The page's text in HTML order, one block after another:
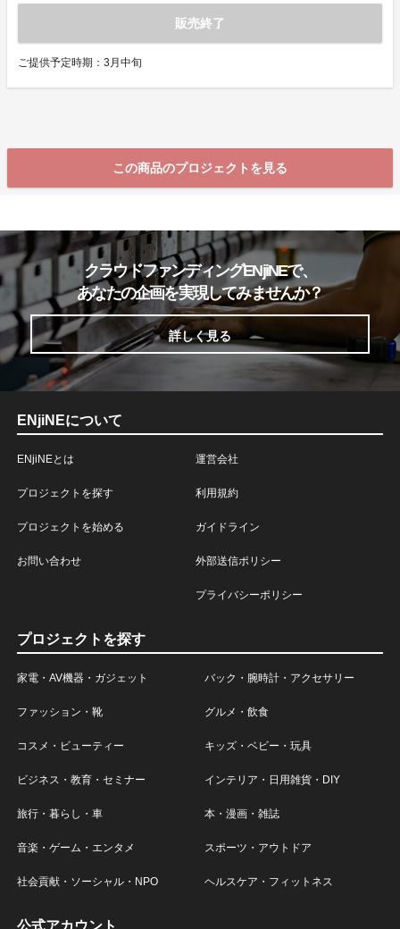
販売終了
ご提供予定時期：3月中旬
この商品のプロジェクトを見る
クラウドファンディングENjiNEで、
あなたの企画を実現してみませんか？
詳しく見る
ENjiNEについて
ENjiNEとは
プロジェクトを探す
プロジェクトを始める
お問い合わせ
運営会社
利用規約
ガイドライン
外部送信ポリシー
プライバシーポリシー
プロジェクトを探す
家電・AV機器・ガジェット バック・腕時計・アクセサリー
ファッション・靴 グルメ・飲食
コスメ・ビューティー キッズ・ベビー・玩具
ビジネス・教育・セミナー インテリア・日用雑貨・DIY
旅行・暮らし・車 本・漫画・雑誌
音楽・ゲーム・エンタメ スポーツ・アウトドア
社会貢献・ソーシャル・NPO ヘルスケア・フィットネス